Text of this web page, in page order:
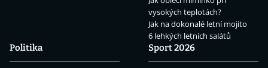
vysokých teplotách?
Jak na dokonalé letní mojito
6 lehkých letních salátů
Politika
Sport 2026